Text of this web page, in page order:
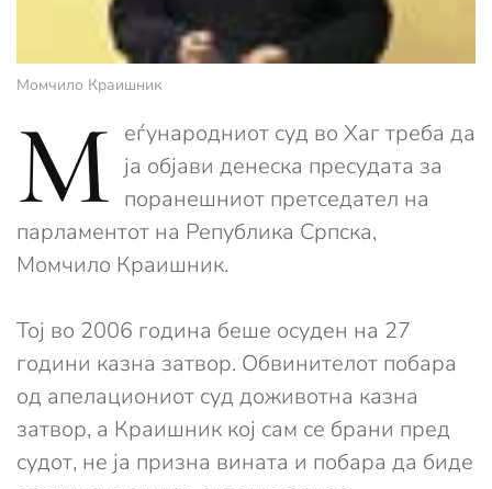
Момчило Краишник
М еѓународниот суд во Хаг треба да
ја објави денеска пресудата за
поранешниот претседател на
парламентот на Република Српска,
Момчило Краишник.
Тој во 2006 година беше осуден на 27
години казна затвор. Обвинителот побара
од апелациониот суд доживотна казна
затвор, а Краишник кој сам се брани пред
судот, не ја призна вината и побара да биде